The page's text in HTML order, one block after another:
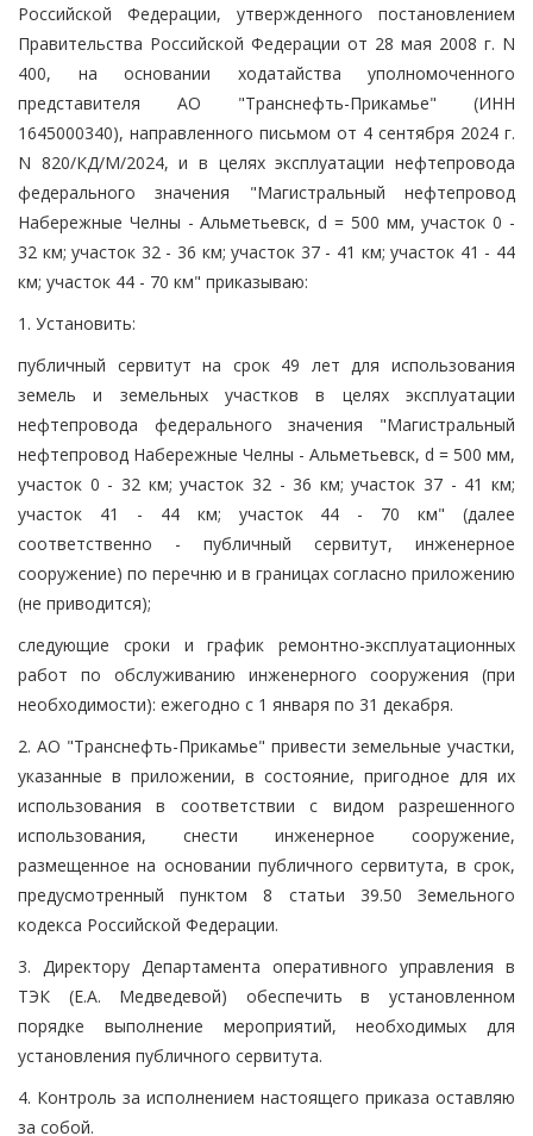
Российской Федерации, утвержденного постановлением
Правительства Российской Федерации от 28 мая 2008 г. N
400, на основании ходатайства уполномоченного
представителя АО "Транснефть-Прикамье" (ИНН
1645000340), направленного письмом от 4 сентября 2024 г.
N 820/КД/М/2024, и в целях эксплуатации нефтепровода
федерального значения "Магистральный нефтепровод
Набережные Челны - Альметьевск, d = 500 мм, участок 0 -
32 км; участок 32 - 36 км; участок 37 - 41 км; участок 41 - 44
км; участок 44 - 70 км" приказываю:
1. Установить:
публичный сервитут на срок 49 лет для использования
земель и земельных участков в целях эксплуатации
нефтепровода федерального значения "Магистральный
нефтепровод Набережные Челны - Альметьевск, d = 500 мм,
участок 0 - 32 км; участок 32 - 36 км; участок 37 - 41 км;
участок 41 - 44 км; участок 44 - 70 км" (далее
соответственно - публичный сервитут, инженерное
сооружение) по перечню и в границах согласно приложению
(не приводится);
следующие сроки и график ремонтно-эксплуатационных
работ по обслуживанию инженерного сооружения (при
необходимости): ежегодно с 1 января по 31 декабря.
2. АО "Транснефть-Прикамье" привести земельные участки,
указанные в приложении, в состояние, пригодное для их
использования в соответствии с видом разрешенного
использования, снести инженерное сооружение,
размещенное на основании публичного сервитута, в срок,
предусмотренный пунктом 8 статьи 39.50 Земельного
кодекса Российской Федерации.
3. Директору Департамента оперативного управления в
ТЭК (Е.А. Медведевой) обеспечить в установленном
порядке выполнение мероприятий, необходимых для
установления публичного сервитута.
4. Контроль за исполнением настоящего приказа оставляю
за собой.